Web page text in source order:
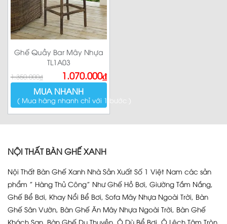
Ghế Quầy Bar Mây Nhựa
TL1A03
1.350.000₫
Giá
gốc
là:
1.350.000₫.
1.070.000₫
Giá
hiện
tại
1.070.000₫.
MUA NHANH
( Mua hàng nhanh chỉ với 1 bước )
NỘI THẤT BÀN GHẾ XANH
Nội Thất Bàn Ghế Xanh Nhà Sản Xuất Số 1 Việt Nam các sản
phẩm ” Hàng Thủ Công” Như Ghế Hồ Bơi, Giường Tắm Nắng,
Ghế Bể Bơi, Khay Nổi Bể Bơi, Sofa Mây Nhựa Ngoài Trời, Bàn
Ghế Sân Vườn, Bàn Ghế Ăn Mây Nhựa Ngoài Trời, Bàn Ghế
Khách Sạn, Bàn Ghế Du Thuyền, Ô Dù Bể Bơi, Ô Lệch Tâm Tròn,